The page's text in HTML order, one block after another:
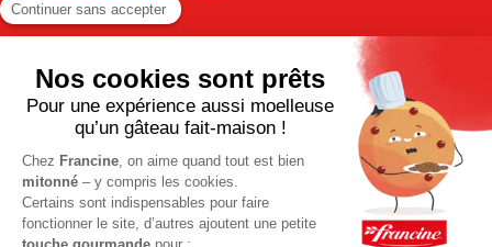
Pour le dessert
Gâteaux et cakes
À base de fruits
Crèmes et flans